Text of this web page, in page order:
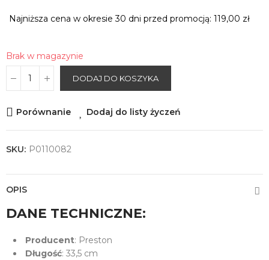
Najniższa cena w okresie 30 dni przed promocją: 119,00 zł
Brak w magazynie
DODAJ DO KOSZYKA
Porównanie Dodaj do listy życzeń
SKU: P0110082
OPIS
DANE TECHNICZNE:
Producent: Preston
Długość: 33,5 cm